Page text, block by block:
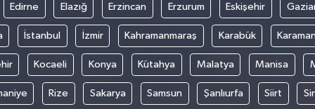
Edirne Elazığ Erzincan Erzurum Eskişehir
İstanbul İzmir Kahramanmaraş Karabük
Kocaeli Konya Kütahya Malatya Manisa
Rize Sakarya Samsun Şanlıurfa Siirt